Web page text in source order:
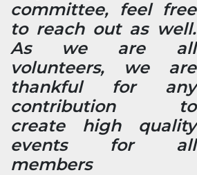
committee, feel free
to reach out as well.
As we are all
volunteers, we are
thankful for any
contribution to
create high quality
events for all
members